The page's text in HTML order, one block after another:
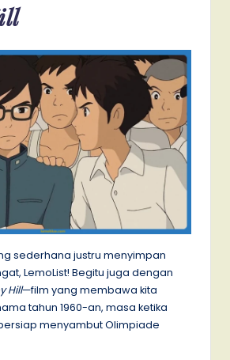
sederhana justru menyimpan
LemoList! Begitu juga dengan
Hill—film yang membawa kita
tahun 1960-an, masa ketika
menyambut Olimpiade